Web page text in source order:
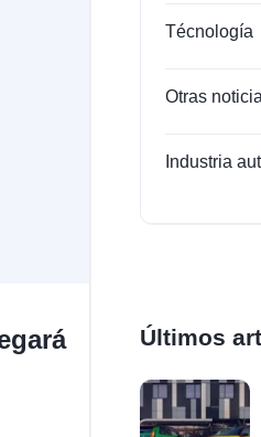
Técnología
Otras
Industria
Últimos